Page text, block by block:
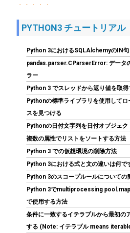
04:05 GMT +09:00 時点 -
【整備済み品】 Earth Dreams内蔵
3.5インチ デスクトップPC 増設・デ
アップ用 ハードディスク 保証1年
(538577) GBP 45.03
GMT +09:00 時点 -詳細はこちら)
PYTHON3 チュートリアル
Python 3におけるSQLAlchemyのIN句
pandas.parser.CParserError: データ
ラー
Python 3 でスレッドから返り値を取得
Pythonの標準ライブラリを使用してロ
スを見つける
Pythonの日付文字列を日付オブジェク
複数の属性でリストをソートする方法
Python 3 での仮想環境の削除方法
Python 3における式と文の違いは何で
Python 3のスコープルールについての
Python 3でmultiprocessing
で使用する方法
条件に一致するイテラブルから最初の
する (Note: イテラブル means